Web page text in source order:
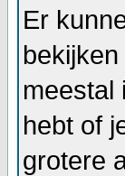
Er
meestal
hebt of
grotere